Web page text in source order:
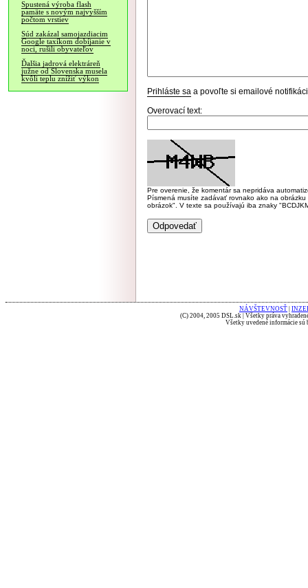
Spustená výroba flash
pamäte s novým najvyšším
počtom vrstiev
Súd zakázal samojazdiacim
Google taxíkom dobíjanie v
noci, rušili obyvateľov
Ďalšia jadrová elektráreň
južne od Slovenska musela
kvôli teplu znížiť výkon
Prihláste sa a povoľte si emailové
Overovací text:
Pre overenie, že komentár sa nepridáva
Písmená musíte zadávať rovnako ako na
obrázok". V texte sa používajú iba znaky
NÁVŠTEVNOSŤ
(C) 2004, 2005 DSL.sk | Všetky práva
Všetky uvedené informácie sú